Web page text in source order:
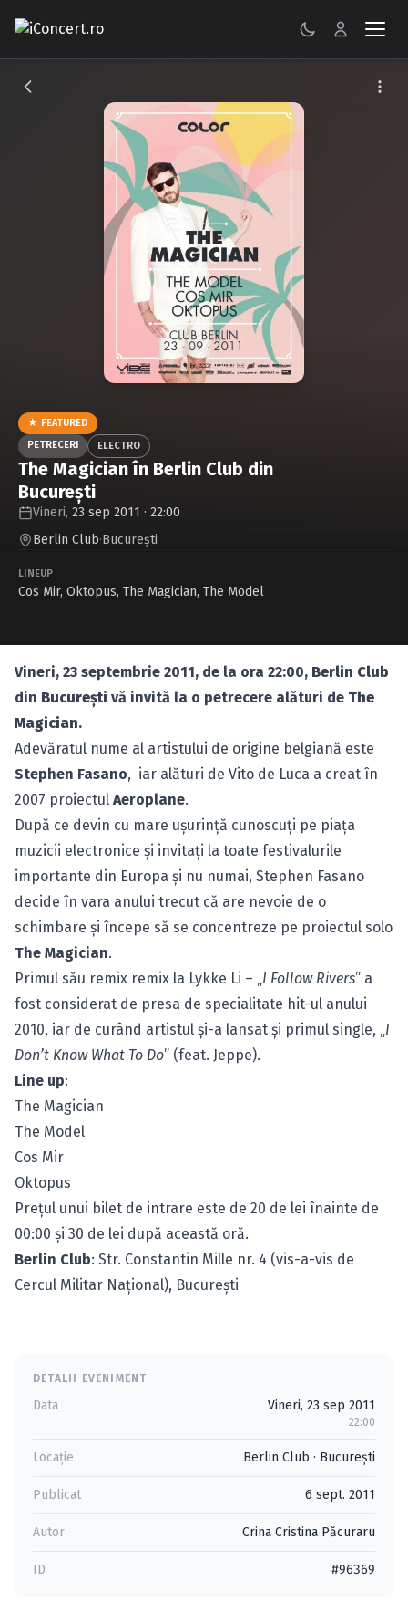
CONCERTE
Caută în site...
★ FEATURED
PETRECERI
ELECTRO
The Magician în Berlin Club din
Bucureşti
Vineri, 23 sep 2011 · 22:00
Berlin Club·Bucureşti
LINEUP
Cos Mir, Oktopus, The Magician, The Model
Vineri, 23 septembrie 2011, de la ora 22:00, Berlin Club
din Bucureşti vă invită la o petrecere alături de The
Magician.
Adevăratul nume al artistului de origine belgiană este
Stephen Fasano, iar alături de Vito de Luca a creat în
2007 proiectul Aeroplane.
După ce devin cu mare uşurinţă cunoscuţi pe piaţa
muzicii electronice şi invitați la toate festivalurile
importante din Europa şi nu numai, Stephen Fasano
decide în vara anului trecut că are nevoie de o
schimbare şi începe să se concentreze pe proiectul solo
The Magician.
Primul său remix remix la Lykke Li – „I Follow Rivers” a
fost considerat de presa de specialitate hit-ul anului
2010, iar de curând artistul şi-a lansat şi primul single, „I
Don’t Know What To Do” (feat. Jeppe).
Line up:
The Magician
The Model
Cos Mir
Oktopus
Preţul unui bilet de intrare este de 20 de lei înainte de
00:00 şi 30 de lei după această oră.
Berlin Club: Str. Constantin Mille nr. 4 (vis-a-vis de
Cercul Militar Naţional), Bucureşti
DETALII EVENIMENT
Data Vineri, 23 sep 2011
22:00
Locație Berlin Club · Bucureşti
Publicat 6 sept. 2011
Autor Crina Cristina Păcuraru
ID #96369